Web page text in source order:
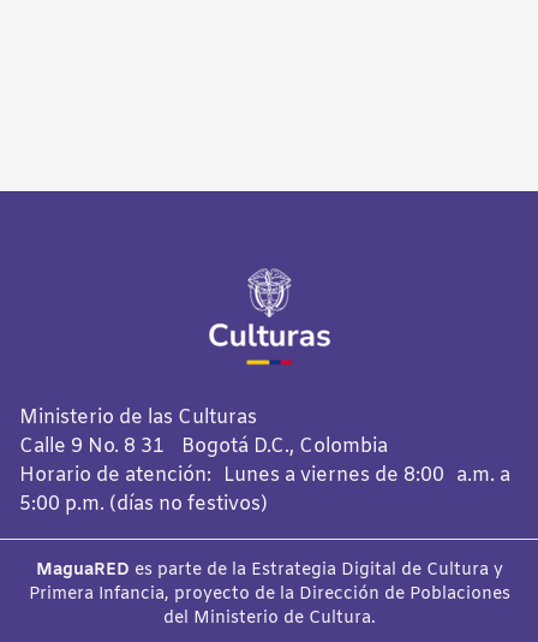
Ministerio de las Culturas
Calle 9 No. 8 31 Bogotá D.C., Colombia
Horario de atención: Lunes a viernes de 8:00 a.m. a
5:00 p.m. (días no festivos)
MaguaRED es parte de la Estrategia Digital de Cultura y
Primera Infancia, proyecto de la Dirección de Poblaciones
del Ministerio de Cultura.